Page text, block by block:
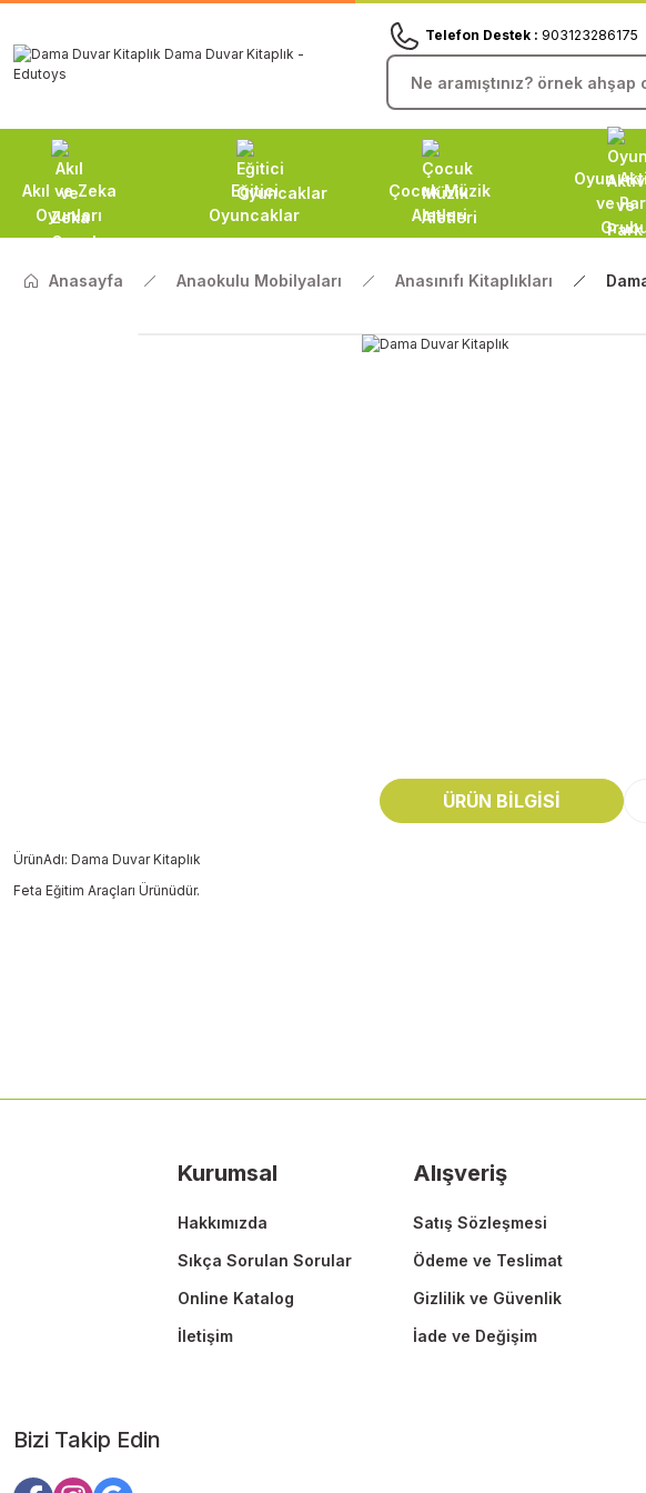
Telefon Destek : 903123286175
Akıl ve Zeka
Oyunları
Eğitici
Oyuncaklar
Çocuk Müzik
Aletleri
Oyun
ve
Anasayfa Anaokulu Mobilyaları Anasınıfı Kitaplıkları
ÜRÜN BILGISI
ÜrünAdı: Dama Duvar Kitaplık
Feta Eğitim Araçları Ürünüdür.
Bu ürüne benzer farklı alternatifler olmalı.
Kurumsal
Hakkımızda
Sıkça Sorulan Sorular
Online Katalog
İletişim
Alışveriş
Satış Sözleşmesi
Ödeme ve Teslimat
Gizlilik ve Güvenlik
İade ve Değişim
Bizi Takip Edin